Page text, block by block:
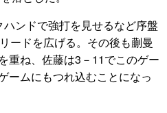
ンドで強打を見せるなど序盤
ードを広げる。その後も蒯曼
重ね、佐藤は3－11でこのゲー
ームにもつれ込むことになっ